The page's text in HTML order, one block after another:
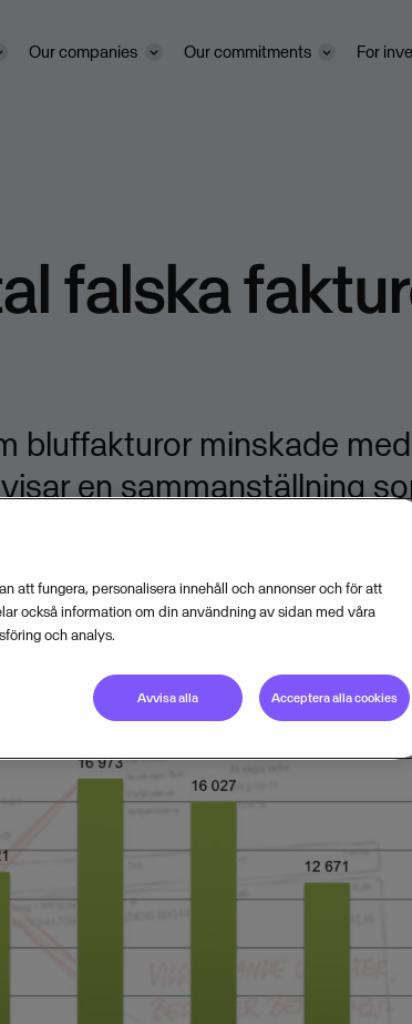
Our companies Our commitments For
falska
bluffakturor minskade
en sammanställning
Brottsförebyggande
20152MIN READ
att fungera, personalisera innehåll och annonser och för att
också information om din användning av sidan med våra
och analys.
Avvisa alla Acceptera alla cookies